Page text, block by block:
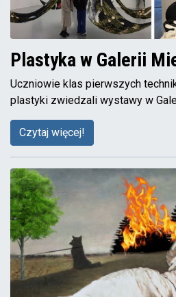
Plastyka w Galerii
Uczniowie klas pierwszych
plastyki zwiedzali wystawy w
Czytaj więcej!